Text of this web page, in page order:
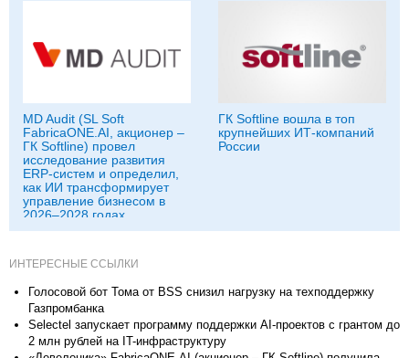
MD Audit (SL Soft
FabricaONE.AI, акционер –
ГК Softline) провел
исследование развития
ERP-систем и определил,
как ИИ трансформирует
управление бизнесом в
2026–2028 годах
ГК Softline вошла в топ
крупнейших ИТ-компаний
России
ИНТЕРЕСНЫЕ ССЫЛКИ
Голосовой бот Тома от BSS снизил нагрузку на техподдержку
Газпромбанка
Selectel запускает программу поддержки AI-проектов с грантом до
2 млн рублей на IT-инфраструктуру